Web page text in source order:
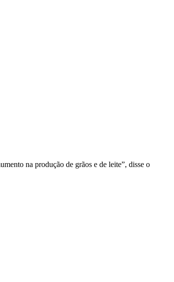
na produção de grãos e de leite”, disse o